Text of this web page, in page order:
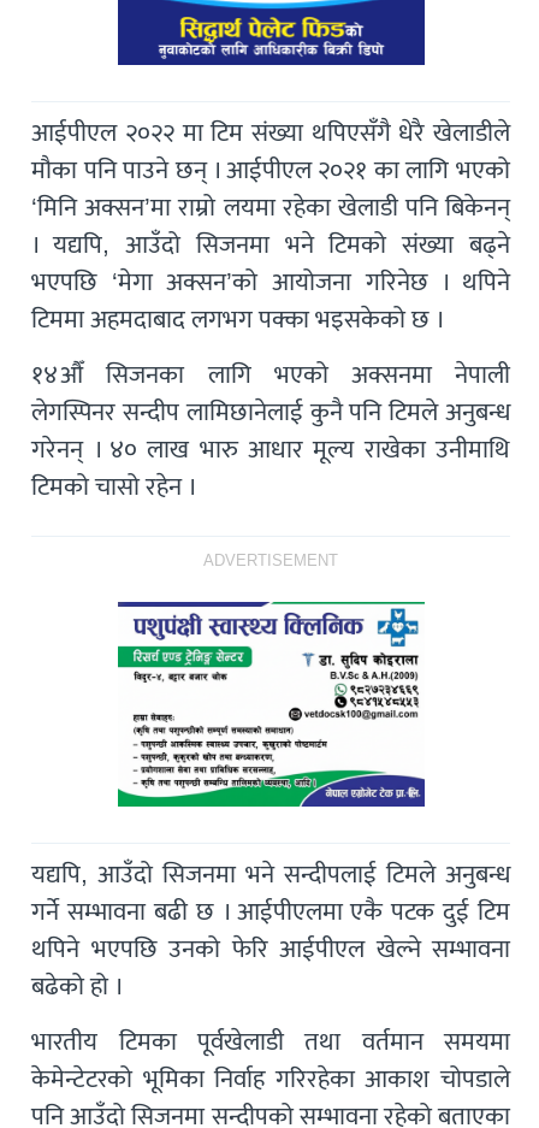
आईपीएल २०२२ मा टिम संख्या थपिएसँगै धेरै खेलाडीले
मौका पनि पाउने छन् । आईपीएल २०२१ का लागि भएको
‘मिनि अक्सन’मा राम्रो लयमा रहेका खेलाडी पनि बिकेनन्
। यद्यपि, आउँदो सिजनमा भने टिमको संख्या बढ्ने
भएपछि ‘मेगा अक्सन’को आयोजना गरिनेछ । थपिने
टिममा अहमदाबाद लगभग पक्का भइसकेको छ ।
१४औँ सिजनका लागि भएको अक्सनमा नेपाली
लेगस्पिनर सन्दीप लामिछानेलाई कुनै पनि टिमले अनुबन्ध
गरेनन् । ४० लाख भारु आधार मूल्य राखेका उनीमाथि
टिमको चासो रहेन ।
ADVERTISEMENT
यद्यपि, आउँदो सिजनमा भने सन्दीपलाई टिमले अनुबन्ध
गर्ने सम्भावना बढी छ । आईपीएलमा एकै पटक दुई टिम
थपिने भएपछि उनको फेरि आईपीएल खेल्ने सम्भावना
बढेको हो ।
भारतीय टिमका पूर्वखेलाडी तथा वर्तमान समयमा
केमेन्टेटरको भूमिका निर्वाह गरिरहेका आकाश चोपडाले
पनि आउँदो सिजनमा सन्दीपको सम्भावना रहेको बताएका